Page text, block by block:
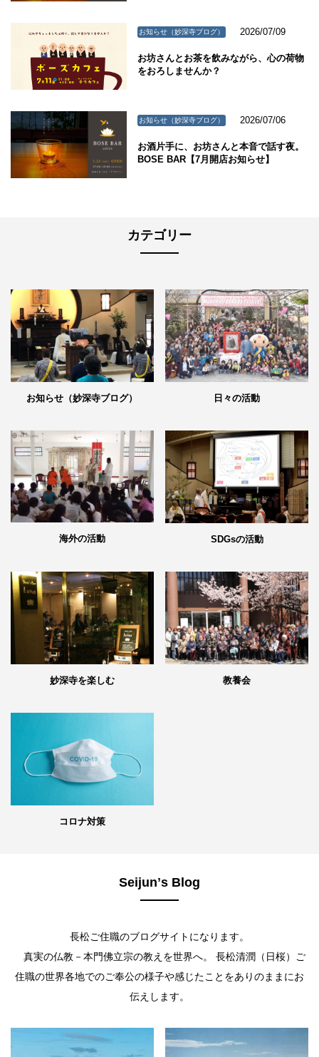
お知らせ（妙深寺ブログ） 2026/07/09
お坊さんとお茶を飲みながら、心の荷物
をおろしませんか？
お知らせ（妙深寺ブログ） 2026/07/06
お酒片手に、お坊さんと本音で話す夜。
BOSE BAR【7月開店お知らせ】
カテゴリー
お知らせ（妙深寺ブログ） 日々の活動
海外の活動 SDGsの活動
妙深寺を楽しむ 教養会
コロナ対策
Seijunʼs Blog
長松ご住職のブログサイトになります。
真実の仏教－本門佛立宗の教えを世界へ。 長松清潤（日桜）ご
住職の世界各地でのご奉公の様子や感じたことをありのままにお
伝えします。